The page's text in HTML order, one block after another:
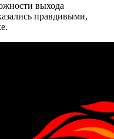
выхода
правдивыми,